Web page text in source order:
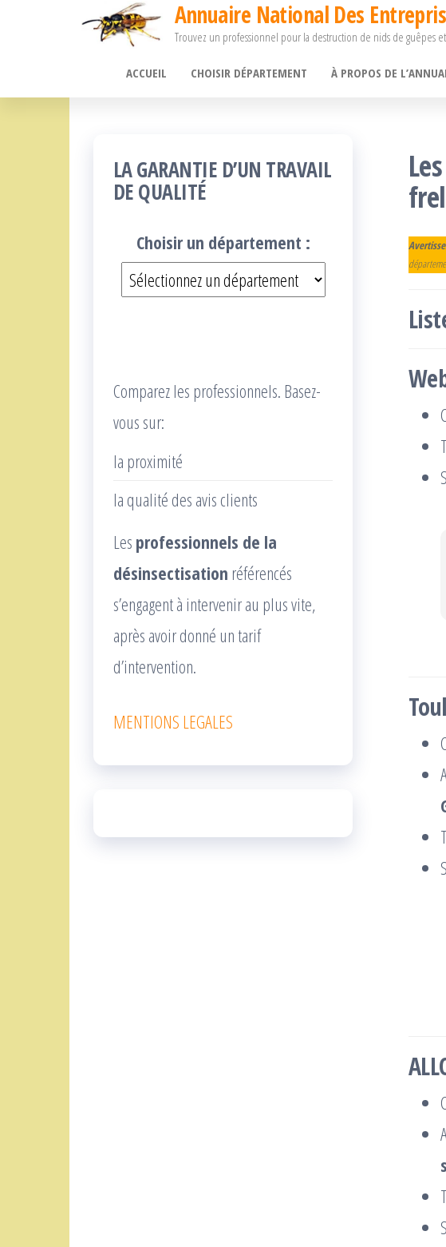
Annuaire National Des
Trouvez un professionnel pour la destruction de nids de guêpes
ACCUEIL CHOISIR DÉPARTEMENT À PROPOS DE
LA GARANTIE D’UN TRAVAIL
DE QUALITÉ
Choisir un département :
Comparez les professionnels. Basez-
vous sur:
la proximité
la qualité des avis clients
Les professionnels de la
désinsectisation référencés
s’engagent à intervenir au plus vite,
après avoir donné un tarif
d’intervention.
MENTIONS LEGALES